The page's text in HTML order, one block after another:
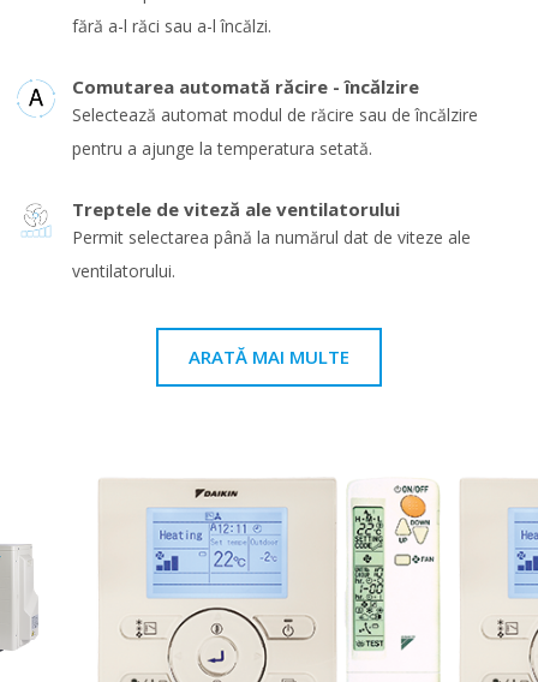
fără a-l răci sau a-l încălzi.
Comutarea automată răcire - încălzire
Selectează automat modul de răcire sau de încălzire
pentru a ajunge la temperatura setată.
Treptele de viteză ale ventilatorului
Permit selectarea până la numărul dat de viteze ale
ventilatorului.
ARATĂ MAI MULTE